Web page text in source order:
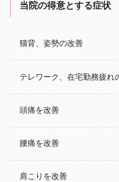
当院の得意とする症状
猫背、姿勢の改善
テレワーク、在宅勤務疲れ
頭痛を改善
腰痛を改善
肩こりを改善